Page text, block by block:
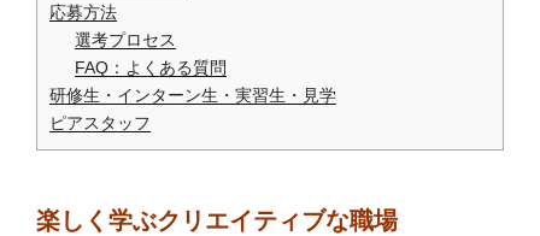
応募方法
選考プロセス
FAQ：よくある質問
研修生・インターン生・実習生・見学
ピアスタッフ
楽しく学ぶクリエイティブな職場